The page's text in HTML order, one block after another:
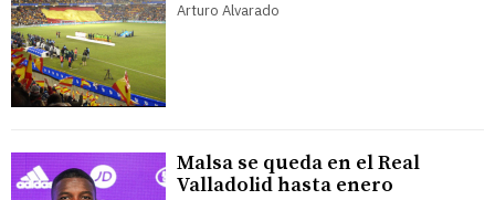
Arturo Alvarado
Malsa se queda en el Real
Valladolid hasta enero